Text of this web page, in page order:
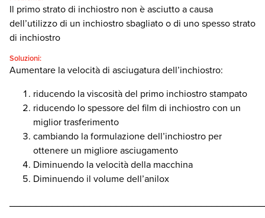
Il primo strato di inchiostro non è asciutto a causa
dell’utilizzo di un inchiostro sbagliato o di uno spesso strato
di inchiostro
Soluzioni:
Aumentare la velocità di asciugatura dell’inchiostro:
riducendo la viscosità del primo inchiostro stampato
riducendo lo spessore del film di inchiostro con un
miglior trasferimento
cambiando la formulazione dell’inchiostro per
ottenere un migliore asciugamento
Diminuendo la velocità della macchina
Diminuendo il volume dell’anilox